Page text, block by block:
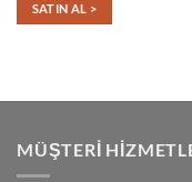
SATIN AL >
MÜŞTERI